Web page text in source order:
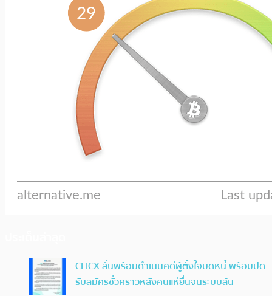
CLICX ลั่นพร้อมดำเนินคดีผู้ตั้งใจบิดหนี้ พร้อมปิด
รับสมัครชั่วคราวหลังคนแห่ยื่นจนระบบล้น